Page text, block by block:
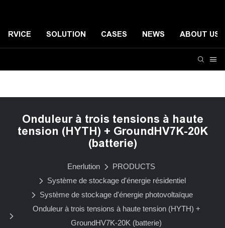
SOLUTION CASES NEWS ABOUT US
Onduleur à trois tensions à haute
tension (HYTH) + GroundHV7K-20K
(batterie)
Enerlution
PRODUCTS
Système de stockage d'énergie résidentiel
Système de stockage d'énergie photovoltaïque
Onduleur à trois tensions à haute tension (HYTH) +
GroundHV7K-20K (batterie)